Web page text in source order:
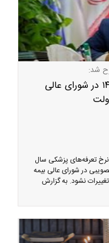
شد:
تعیین تکلیف تعرفه‌های پزشکی ۱۴۰۴ در شورای عالی
تعرفه‌های پزشکی سال
در شورای عالی بیمه
نشود. به گزارش